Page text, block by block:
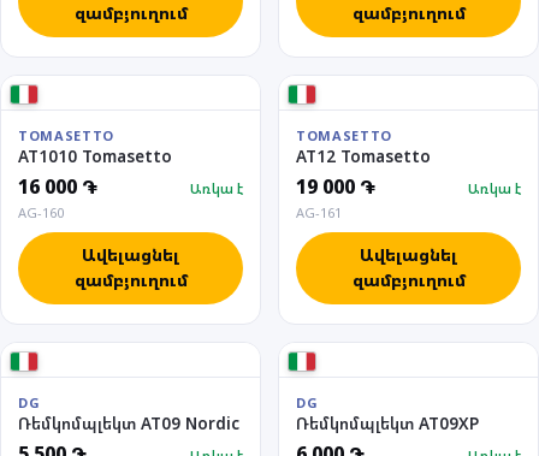
զամբյուղում
զամբյուղում
TOMASETTO
AT1010 Tomasetto
16 000 ֏
Առկա է
AG-160
Ավելացնել
զամբյուղում
TOMASETTO
AT12 Tomasetto
19 000 ֏
Առկա է
AG-161
Ավելացնել
զամբյուղում
DG
Ռեմկոմպլեկտ AT09 Nordic
DG
Ռեմկոմպլեկտ AT09XP